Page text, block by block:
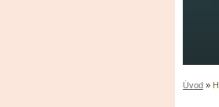
Úvod »